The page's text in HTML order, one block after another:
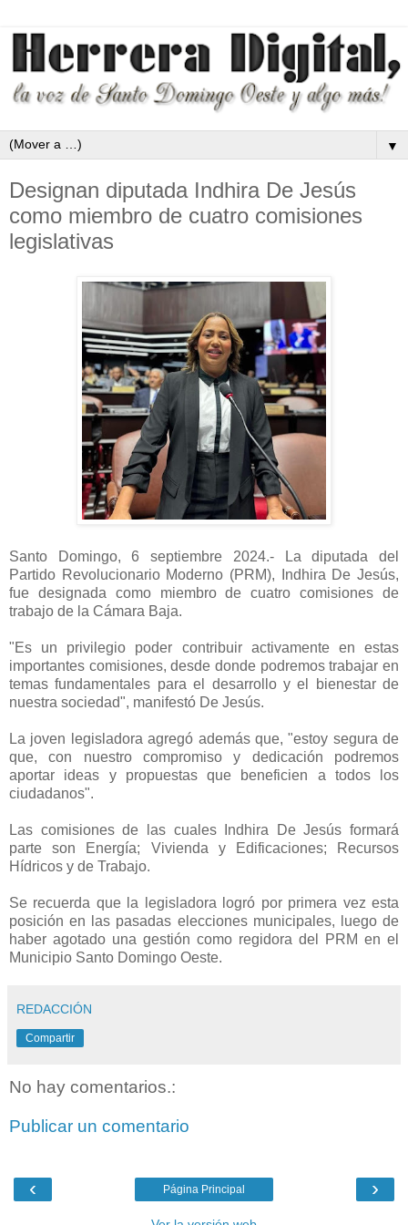
▼
Designan diputada Indhira De Jesús
como miembro de cuatro comisiones
legislativas
Santo Domingo, 6 septiembre 2024.- La diputada del
Partido Revolucionario Moderno (PRM), Indhira De Jesús,
fue designada como miembro de cuatro comisiones de
trabajo de la Cámara Baja.
"Es un privilegio poder contribuir activamente en estas
importantes comisiones, desde donde podremos trabajar en
temas fundamentales para el desarrollo y el bienestar de
nuestra sociedad", manifestó De Jesús.
La joven legisladora agregó además que, "estoy segura de
que, con nuestro compromiso y dedicación podremos
aportar ideas y propuestas que beneficien a todos los
ciudadanos".
Las comisiones de las cuales Indhira De Jesús formará
parte son Energía; Vivienda y Edificaciones; Recursos
Hídricos y de Trabajo.
Se recuerda que la legisladora logró por primera vez esta
posición en las pasadas elecciones municipales, luego de
haber agotado una gestión como regidora del PRM en el
Municipio Santo Domingo Oeste.
REDACCIÓN
Compartir
No hay comentarios.:
Publicar un comentario
‹ ›
Página Principal